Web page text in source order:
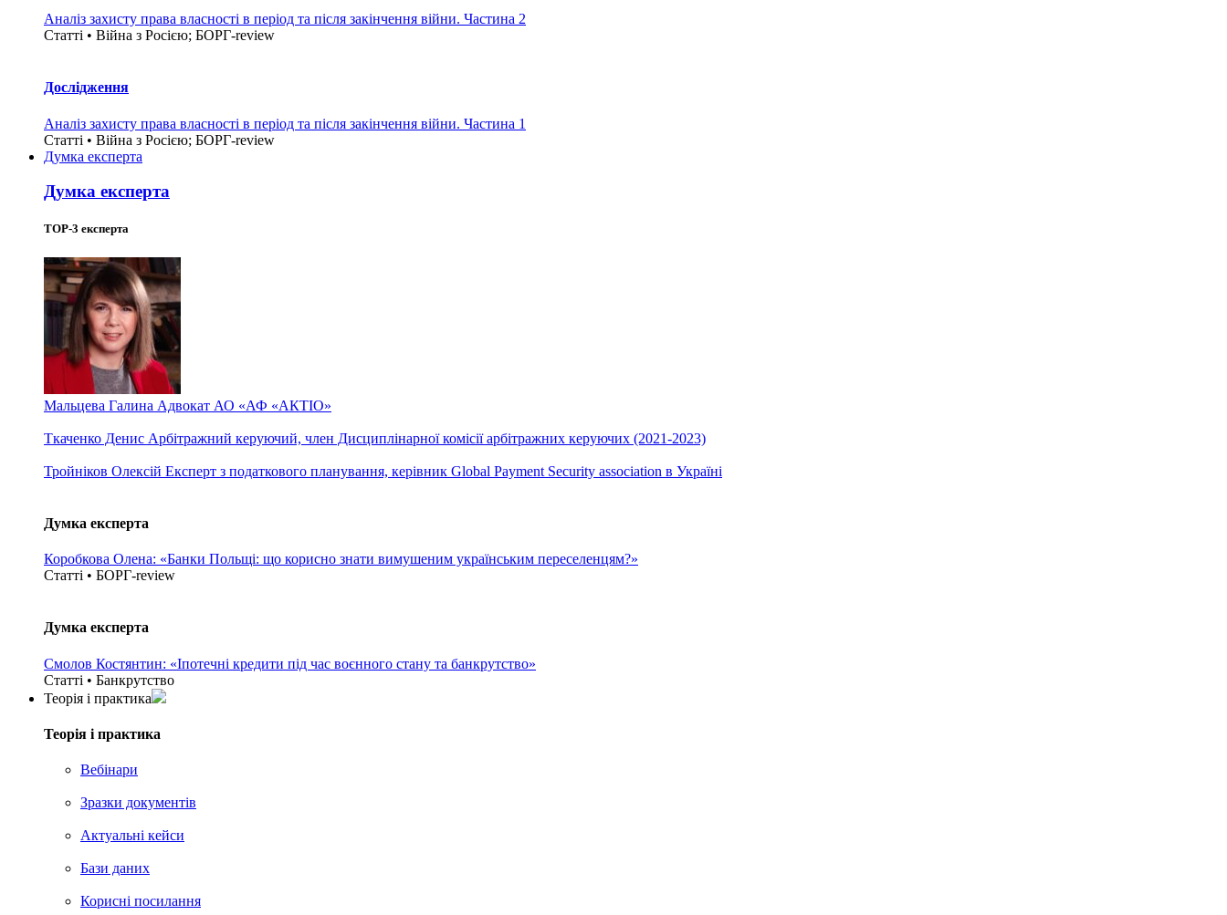
Аналіз захисту права власності в період та після закінчення війни. Частина 2
Статті • Війна з Росією; БОРГ-review
Дослідження
Аналіз захисту права власності в період та після закінчення війни. Частина 1
Статті • Війна з Росією; БОРГ-review
Думка експерта
Думка експерта
TOP-3 експерта
Мальцева Галина Адвокат АО «АФ «АКТІО»
Ткаченко Денис Арбітражний керуючий, член Дисциплінарної комісії арбітражних керуючих (2021-2023)
Тройніков Олексій Експерт з податкового планування, керівник Global Payment Security association в Україні
Думка експерта
Коробкова Олена: «Банки Польщі: що корисно знати вимушеним українським переселенцям?»
Статті • БОРГ-review
Думка експерта
Смолов Костянтин: «Іпотечні кредити під час воєнного стану та банкрутство»
Статті • Банкрутство
Теорія i практика
Теорія i практика
Вебінари
Зразки документів
Актуальні кейси
Бази даних
Корисні посилання